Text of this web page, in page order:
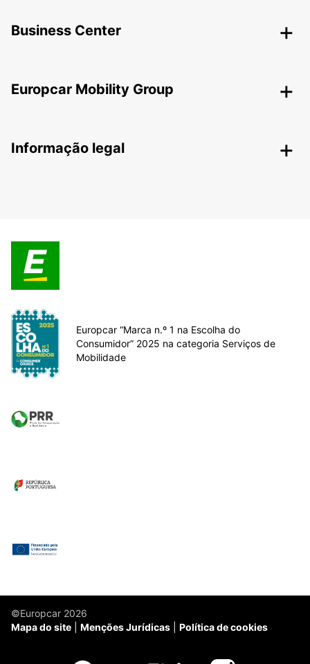
Business Center
Europcar Mobility Group
Informação legal
Europcar “Marca n.º 1 na Escolha do
Consumidor” 2025 na categoria Serviços de
Mobilidade
©Europcar 2026
Mapa do site
Menções Jurídicas Política de cookies